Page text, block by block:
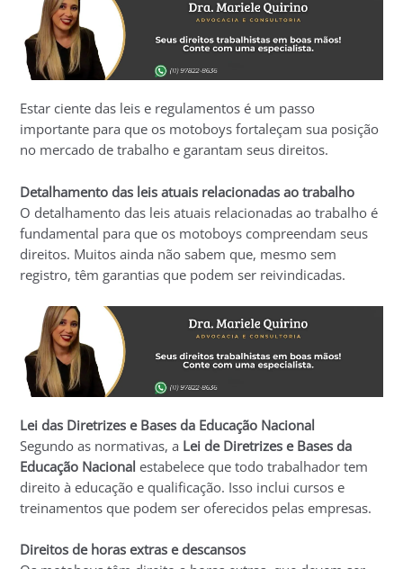
Estar ciente das leis e regulamentos é um passo
importante para que os motoboys fortaleçam sua posição
no mercado de trabalho e garantam seus direitos.
Detalhamento das leis atuais relacionadas ao trabalho
O detalhamento das leis atuais relacionadas ao trabalho é
fundamental para que os motoboys compreendam seus
direitos. Muitos ainda não sabem que, mesmo sem
registro, têm garantias que podem ser reivindicadas.
Lei das Diretrizes e Bases da Educação Nacional
Segundo as normativas, a Lei de Diretrizes e Bases da
Educação Nacional estabelece que todo trabalhador tem
direito à educação e qualificação. Isso inclui cursos e
treinamentos que podem ser oferecidos pelas empresas.
Direitos de horas extras e descansos